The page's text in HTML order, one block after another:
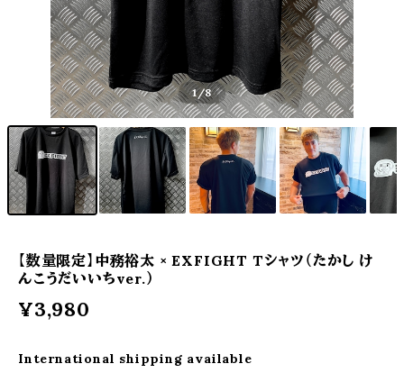
1/8
【数量限定】中務裕太 × EXFIGHT Tシャツ（たかし け
んこうだいいちver.）
¥3,980
International shipping available